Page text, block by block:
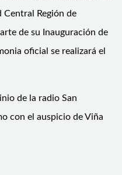
Central Región de
de su Inauguración de
oficial se realizará el
de la radio San
con el auspicio de Viña